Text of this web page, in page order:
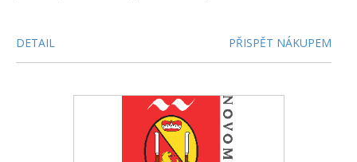
DETAIL PŘISPĚT NÁKUPEM